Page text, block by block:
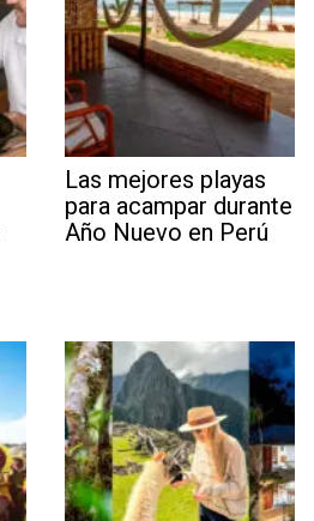
Las mejores playas
para acampar durante
Año Nuevo en Perú